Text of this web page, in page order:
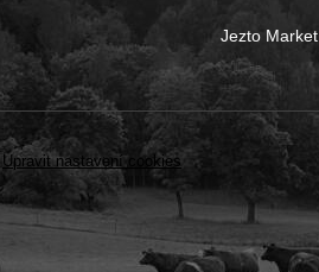
Jezto Market
Upravit nastavení cookies